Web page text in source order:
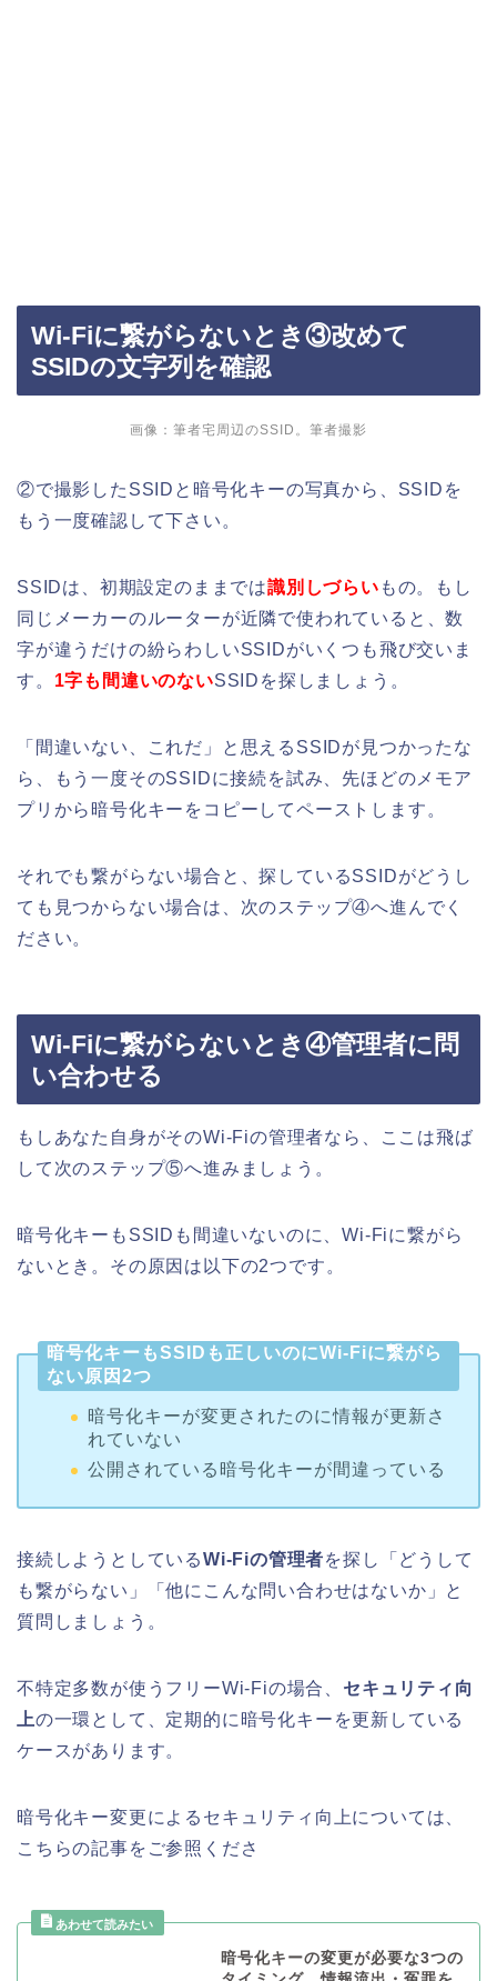
Wi-Fiに繋がらないとき③改めて
SSIDの文字列を確認
画像：筆者宅周辺のSSID。筆者撮影
②で撮影したSSIDと暗号化キーの写真から、SSIDを
もう一度確認して下さい。
SSIDは、初期設定のままでは識別しづらい もの。もし
同じメーカーのルーターが近隣で使われていると、数
字が違うだけの紛らわしいSSIDがいくつも飛び交いま
す。 1字も間違いのないSSIDを探しましょう。
「間違いない、これだ」と思えるSSIDが見つかったな
ら、もう一度そのSSIDに接続を試み、先ほどのメモア
プリから暗号化キーをコピーしてペーストします。
それでも繋がらない場合と、探しているSSIDがどうし
ても見つからない場合は、次のステップ④へ進んでく
ださい。
Wi-Fiに繋がらないとき④管理者に問
い合わせる
もしあなた自身がそのWi-Fiの管理者なら、ここは飛ば
して次のステップ⑤へ進みましょう。
暗号化キーもSSIDも間違いないのに、Wi-Fiに繋がら
ないとき。その原因は以下の2つです。
暗号化キーもSSIDも正しいのにWi-Fiに繋がら
ない原因2つ
暗号化キーが変更されたのに情報が更新さ
れていない
公開されている暗号化キーが間違っている
接続しようとしているWi-Fiの管理者を探し「どうして
も繋がらない」「他にこんな問い合わせはないか」と
質問しましょう。
不特定多数が使うフリーWi-Fiの場合、 セキュリティ向
上の一環として、定期的に暗号化キーを更新している
ケースがあります。
暗号化キー変更によるセキュリティ向上については、
こちらの記事をご参照くださ
暗号化キーの変更が必要な3つの